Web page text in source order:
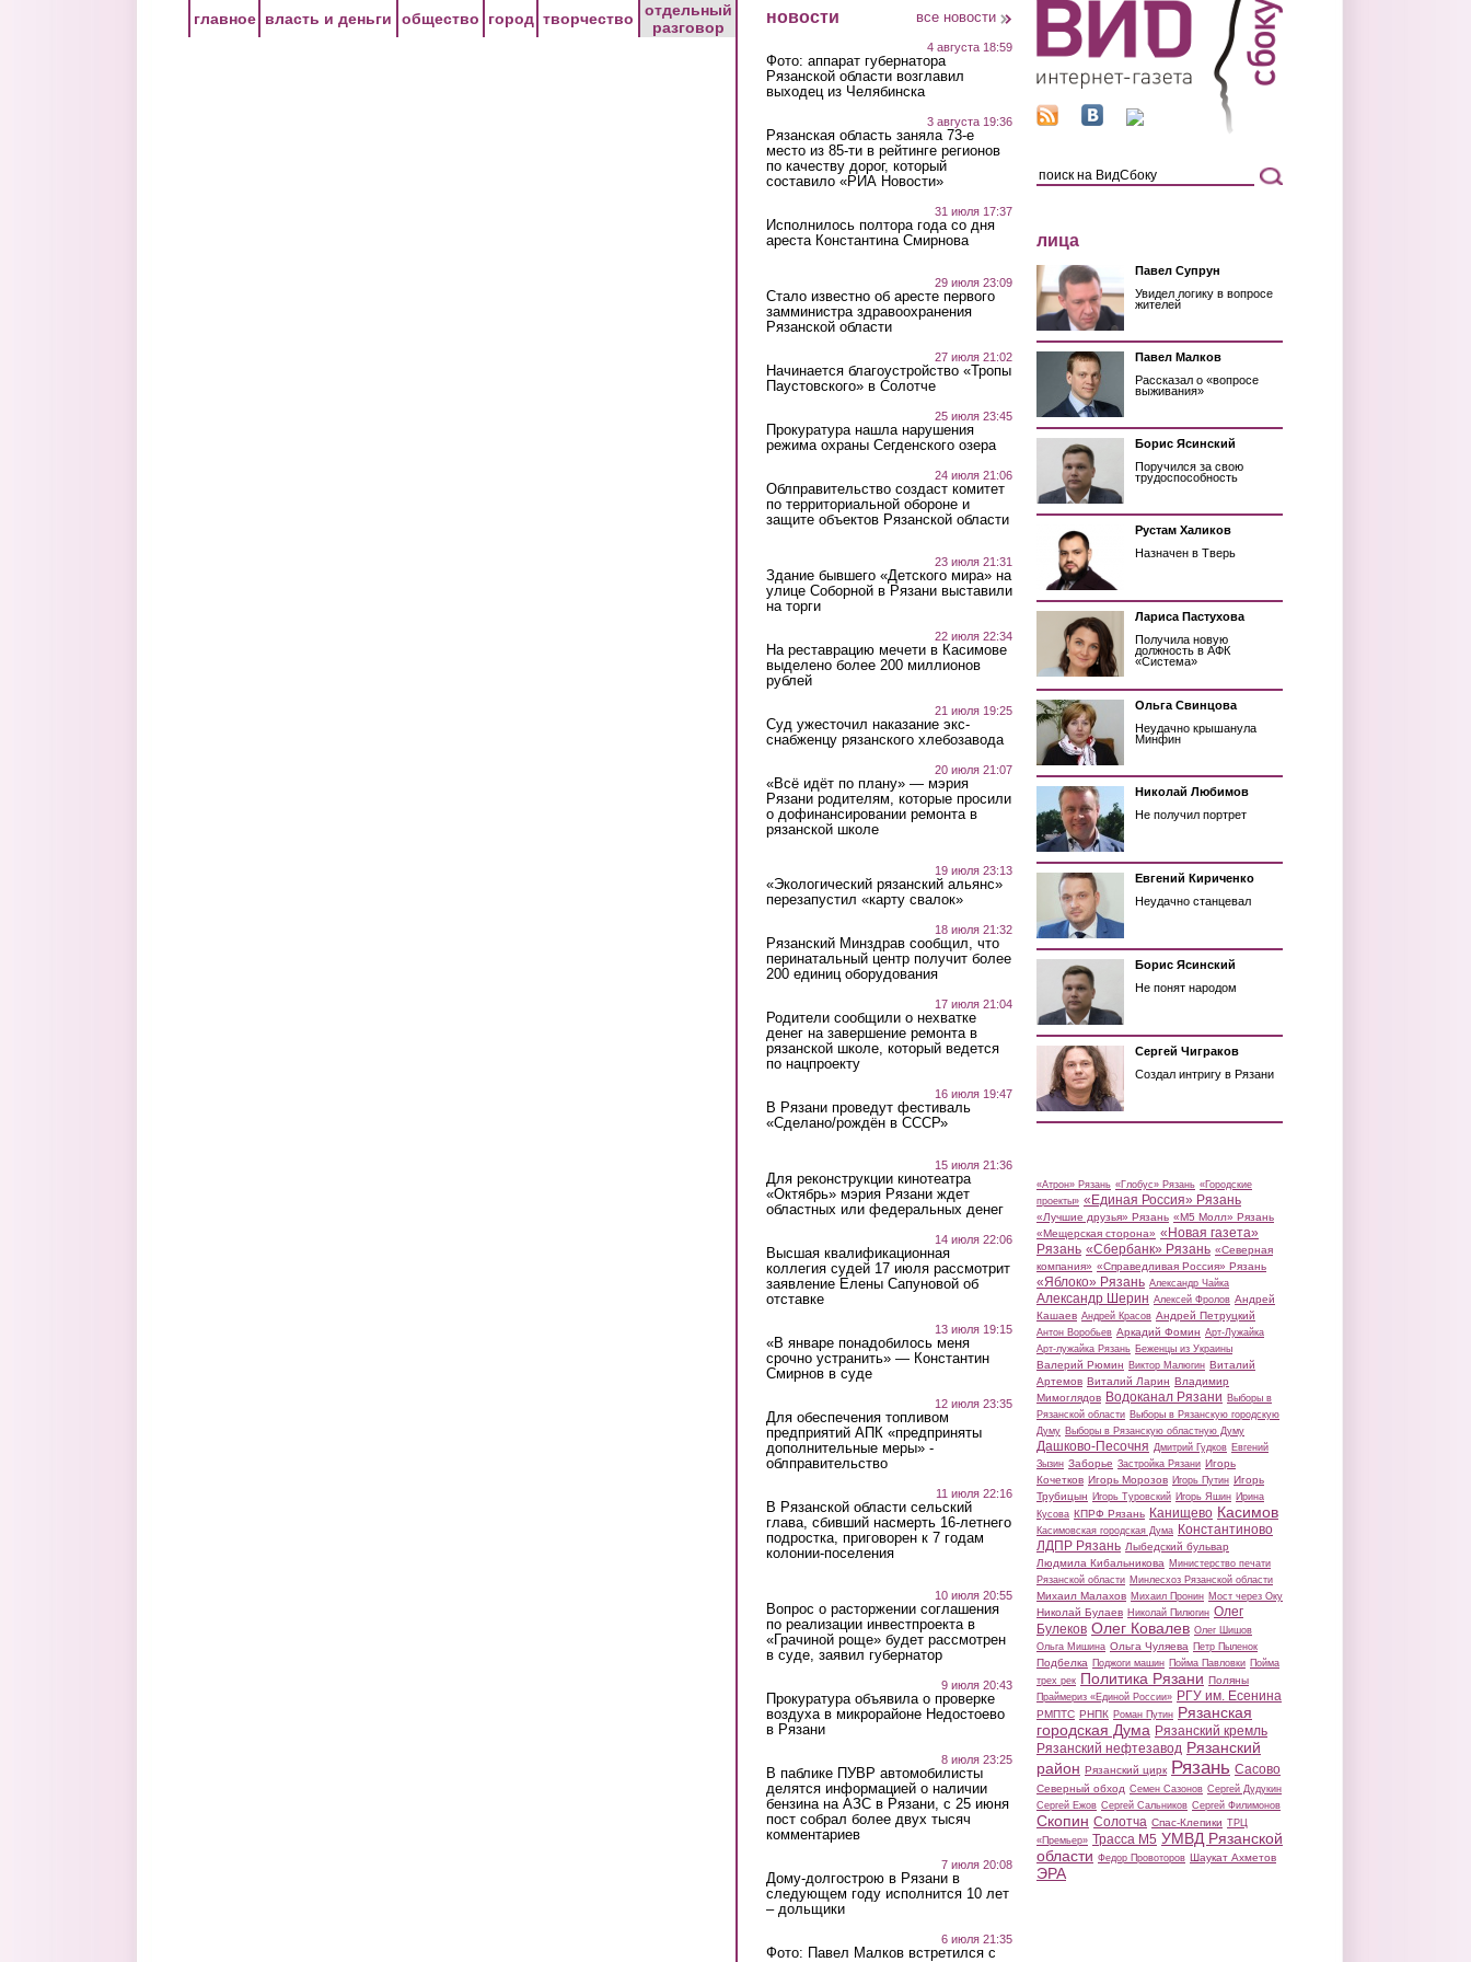
главное власть и деньги общество город творчество
отдельный
разговор
новости все новости
4 августа 18:59
Фото: аппарат губернатора
Рязанской области возглавил
выходец из Челябинска
3 августа 19:36
Рязанская область заняла 73-е
место из 85-ти в рейтинге регионов
по качеству дорог, который
составило «РИА Новости»
31 июля 17:37
Исполнилось полтора года со дня
ареста Константина Смирнова
29 июля 23:09
Стало известно об аресте первого
замминистра здравоохранения
Рязанской области
27 июля 21:02
Начинается благоустройство «Тропы
Паустовского» в Солотче
25 июля 23:45
Прокуратура нашла нарушения
режима охраны Сегденского озера
24 июля 21:06
Облправительство создаст комитет
по территориальной обороне и
защите объектов Рязанской области
23 июля 21:31
Здание бывшего «Детского мира» на
улице Соборной в Рязани выставили
на торги
22 июля 22:34
На реставрацию мечети в Касимове
выделено более 200 миллионов
рублей
21 июля 19:25
Суд ужесточил наказание экс-
снабженцу рязанского хлебозавода
20 июля 21:07
«Всё идёт по плану» — мэрия
Рязани родителям, которые просили
о дофинансировании ремонта в
рязанской школе
19 июля 23:13
«Экологический рязанский альянс»
перезапустил «карту свалок»
18 июля 21:32
Рязанский Минздрав сообщил, что
перинатальный центр получит более
200 единиц оборудования
17 июля 21:04
Родители сообщили о нехватке
денег на завершение ремонта в
рязанской школе, который ведется
по нацпроекту
16 июля 19:47
В Рязани проведут фестиваль
«Сделано/рождён в СССР»
15 июля 21:36
Для реконструкции кинотеатра
«Октябрь» мэрия Рязани ждет
областных или федеральных денег
14 июля 22:06
Высшая квалификационная
коллегия судей 17 июля рассмотрит
заявление Елены Сапуновой об
отставке
13 июля 19:15
«В январе понадобилось меня
срочно устранить» — Константин
Смирнов в суде
12 июля 23:35
Для обеспечения топливом
предприятий АПК «предприняты
дополнительные меры» -
облправительство
11 июля 22:16
В Рязанской области сельский
глава, сбивший насмерть 16-летнего
подростка, приговорен к 7 годам
колонии-поселения
10 июля 20:55
Вопрос о расторжении соглашения
по реализации инвестпроекта в
«Грачиной роще» будет рассмотрен
в суде, заявил губернатор
9 июля 20:43
Прокуратура объявила о проверке
воздуха в микрорайоне Недостоево
в Рязани
8 июля 23:25
В паблике ПУВР автомобилисты
делятся информацией о наличии
бензина на АЗС в Рязани, с 25 июня
пост собрал более двух тысяч
комментариев
7 июля 20:08
Дому-долгострою в Рязани в
следующем году исполнится 10 лет
– дольщики
6 июля 21:35
Фото: Павел Малков встретился с
лица
Павел Супрун
Увидел логику в вопросе
жителей
Павел Малков
Рассказал о «вопросе
выживания»
Борис Ясинский
Поручился за свою
трудоспособность
Рустам Халиков
Назначен в Тверь
Лариса Пастухова
Получила новую
должность в АФК
«Система»
Ольга Свинцова
Неудачно крышанула
Минфин
Николай Любимов
Не получил портрет
Евгений Кириченко
Неудачно станцевал
Борис Ясинский
Не понят народом
Сергей Чиграков
Создал интригу в Рязани
«Атрон» Рязань «Глобус» Рязань «Городские
проекты» «Единая Россия» Рязань
«Лучшие друзья» Рязань «М5 Молл» Рязань
«Мещерская сторона» «Новая газета»
Рязань «Сбербанк» Рязань «Северная
компания» «Справедливая Россия» Рязань
«Яблоко» Рязань Александр Чайка
Александр Шерин Алексей Фролов Андрей
Кашаев Андрей Красов Андрей Петруцкий
Антон Воробьев Аркадий Фомин Арт-Лужайка
Арт-лужайка Рязань Беженцы из Украины
Валерий Рюмин Виктор Малюгин Виталий
Артемов Виталий Ларин Владимир
Мимоглядов Водоканал Рязани Выборы в
Рязанской области Выборы в Рязанскую городскую
Думу Выборы в Рязанскую областную Думу
Дашково-Песочня Дмитрий Гудков Евгений
Зызин Заборье Застройка Рязани Игорь
Кочетков Игорь Морозов Игорь Путин Игорь
Трубицын Игорь Туровский Игорь Яшин Ирина
Кусова КПРФ Рязань Канищево Касимов
Касимовская городская Дума Константиново
ЛДПР Рязань Лыбедский бульвар
Людмила Кибальникова Министерство печати
Рязанской области Минлесхоз Рязанской области
Михаил Малахов Михаил Пронин Мост через Оку
Николай Булаев Николай Пилюгин Олег
Булеков Олег Ковалев Олег Шишов
Ольга Мишина Ольга Чуляева Петр Пыленок
Подбелка Поджоги машин Пойма Павловки Пойма
трех рек Политика Рязани Поляны
Праймериз «Единой России» РГУ им. Есенина
РМПТС РНПК Роман Путин Рязанская
городская Дума Рязанский кремль
Рязанский нефтезавод Рязанский
район Рязанский цирк Рязань Сасово
Северный обход Семен Сазонов Сергей Дудукин
Сергей Ежов Сергей Сальников Сергей Филимонов
Скопин Солотча Спас-Клепики ТРЦ
«Премьер» Трасса М5 УМВД Рязанской
области Федор Провоторов Шаукат Ахметов
ЭРА